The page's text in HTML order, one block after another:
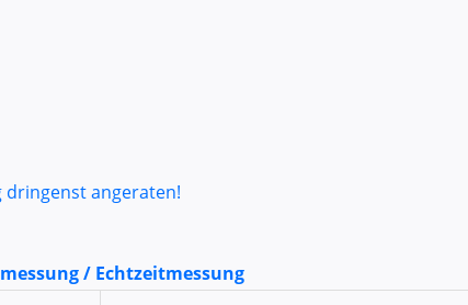
dringenst angeraten!
/ Echtzeitmessung